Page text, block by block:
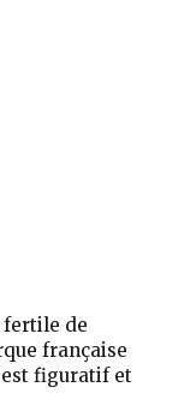
fertile de
française
figuratif et